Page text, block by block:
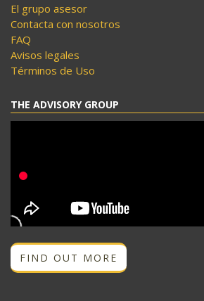
El grupo asesor
Contacta con nosotros
FAQ
Avisos legales
Términos de Uso
THE ADVISORY GROUP
FIND OUT MORE